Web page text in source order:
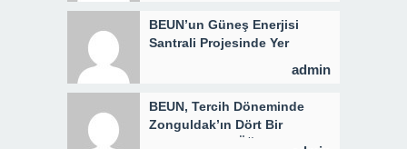
BEUN’un Güneş Enerjisi
Santrali Projesinde Yer
admin
BEUN, Tercih Döneminde
Zonguldak’ın Dört Bir
Yanında Aday Öğrencilerle